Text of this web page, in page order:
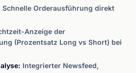
Schnelle Orderausführung direkt
Anzeige der
(Prozentsatz Long vs Short) bei
Integrierter Newsfeed,